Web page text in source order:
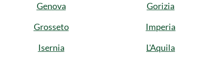
Genova
Gorizia
Grosseto
Imperia
Isernia
L'Aquila